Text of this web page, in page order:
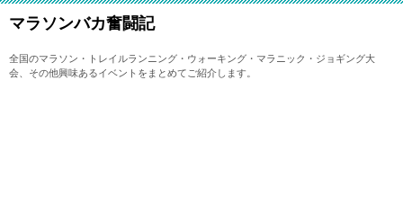
マラソンバカ奮闘記
全国のマラソン・トレイルランニング・ウォーキング・マラニック・ジョギング大
会、その他興味あるイベントをまとめてご紹介します。